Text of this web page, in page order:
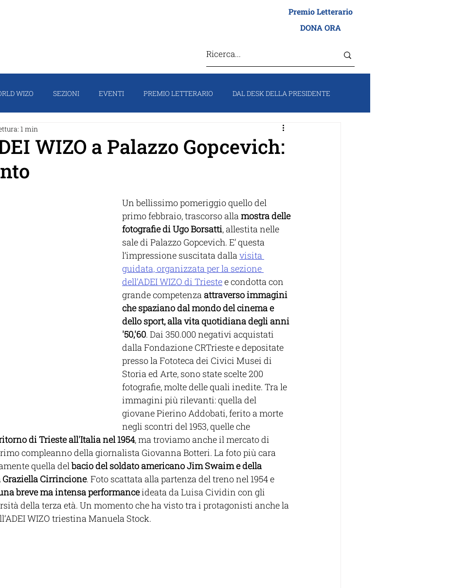
Premio Letterario
DONA ORA
WIZO SEZIONI EVENTI PREMIO LETTERARIO DAL DESK DELLA PRESIDENTE
VOCI DA ISRAELE
WIZO a Palazzo Gopcevich:
1 min
Un bellissimo pomeriggio quello del
primo febbraio, trascorso alla mostra delle
fotografie di Ugo Borsatti, allestita nelle
sale di Palazzo Gopcevich. E’ questa
l’impressione suscitata dalla visita
guidata, organizzata per la sezione
dell’ADEI WIZO di Trieste e condotta con
grande competenza attraverso immagini
che spaziano dal mondo del cinema e
dello sport, alla vita quotidiana degli anni
'50,'60. Dai 350.000 negativi acquistati
dalla Fondazione CRTrieste e depositate
presso la Fototeca dei Civici Musei di
Storia ed Arte, sono state scelte 200
fotografie, molte delle quali inedite. Tra le
immagini più rilevanti: quella del
giovane Pierino Addobati, ferito a morte
negli scontri del 1953, quelle che
di Trieste all'Italia nel 1954, ma troviamo anche il mercato di
compleanno della giornalista Giovanna Botteri. La foto più cara
quella del bacio del soldato americano Jim Swaim e della
Cirrincione. Foto scattata alla partenza del treno nel 1954 e
breve ma intensa performance ideata da Luisa Cividin con gli
della terza età. Un momento che ha visto tra i protagonisti anche la
WIZO triestina Manuela Stock.